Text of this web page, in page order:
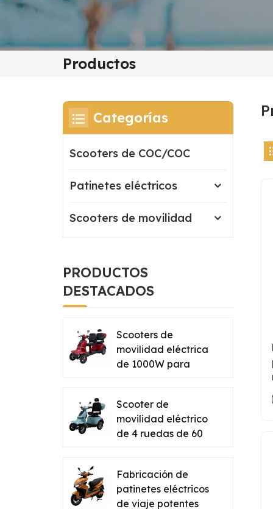
Productos
Categorías
Scooters de COC/COC
Patinetes eléctricos
Scooters de movilidad
PRODUCTOS
DESTACADOS
Scooters de
movilidad eléctrica
de 1000W para
China
Scooter de
movilidad eléctrico
de 4 ruedas de 60
el viaje de personas
mayores
Fabricación de
patinetes eléctricos
de viaje potentes